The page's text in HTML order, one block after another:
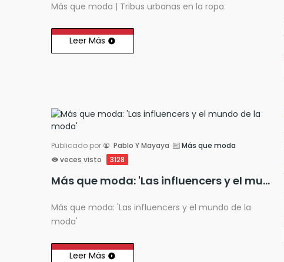
Más que moda | Tribus urbanas en la ropa
Leer Más
Publicado por Pablo Y Mayaya
Más que moda
veces visto
3128
Más que moda: 'Las influencers y el mundo de la moda'
Más que moda: 'Las influencers y el mundo de la
moda'
Leer Más